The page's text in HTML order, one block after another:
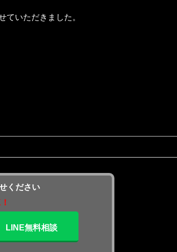
ていただきました。
ください
LINE無料相談